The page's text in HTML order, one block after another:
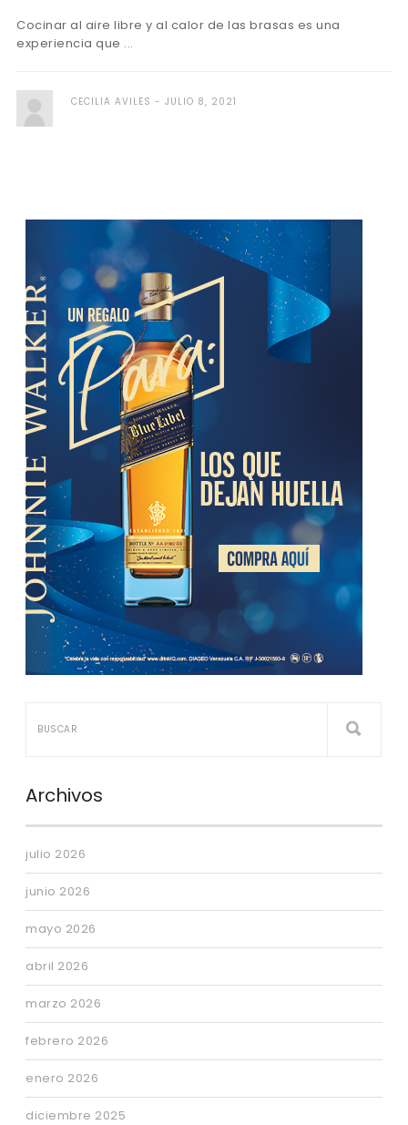
Cocinar al aire libre y al calor de las brasas es una
experiencia que ...
CECILIA AVILES JULIO 8, 2021
Archivos
julio 2026
junio 2026
mayo 2026
abril 2026
marzo 2026
febrero 2026
enero 2026
diciembre 2025